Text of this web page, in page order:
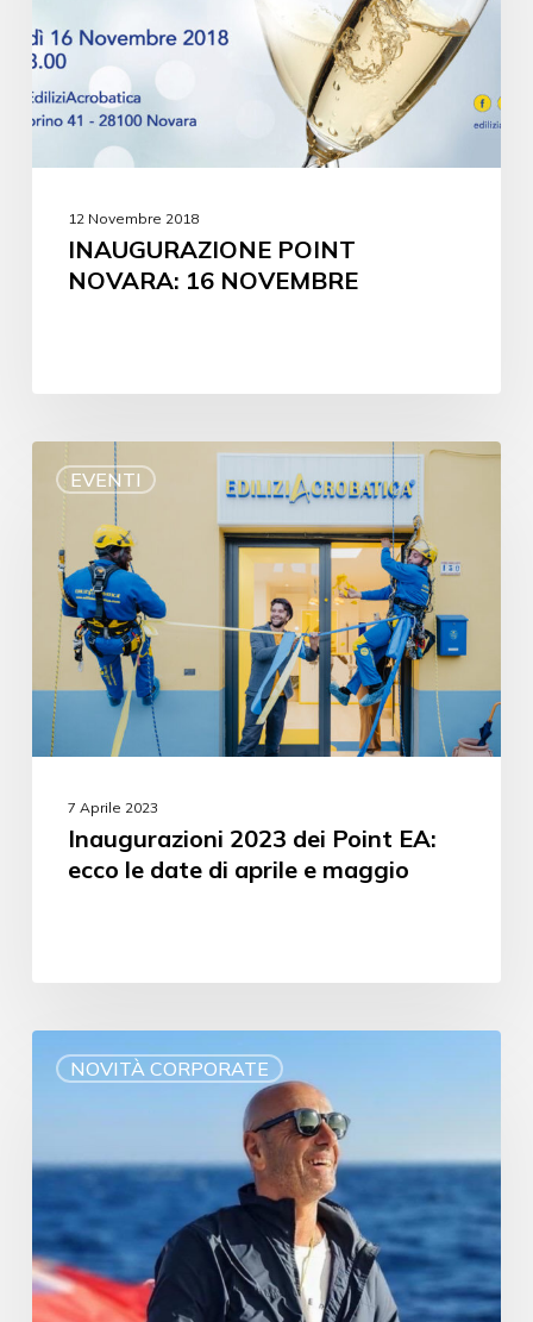
12 Novembre 2018
INAUGURAZIONE POINT
NOVARA: 16 NOVEMBRE
EVENTI
7 Aprile 2023
Inaugurazioni 2023 dei Point EA:
ecco le date di aprile e maggio
NOVITÀ CORPORATE